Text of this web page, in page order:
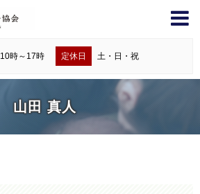
10時～17時 定休日 土・日・祝
山田 真人